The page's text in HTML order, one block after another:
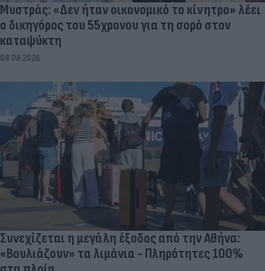
Μυστράς: «Δεν ήταν οικονομικό το κίνητρο» λέει
ο δικηγόρος του 55χρονου για τη σορό στον
καταψύκτη
08.08.2026
Συνεχίζεται η μεγάλη έξοδος από την Αθήνα:
«Βουλιάζουν» τα λιμάνια - Πληρότητες 100%